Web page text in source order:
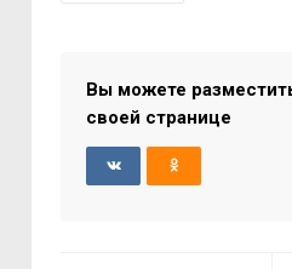
Вы можете
своей странице